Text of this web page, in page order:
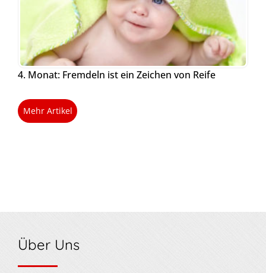
4. Monat: Fremdeln ist ein Zeichen von Reife
Mehr Artikel
Über Uns